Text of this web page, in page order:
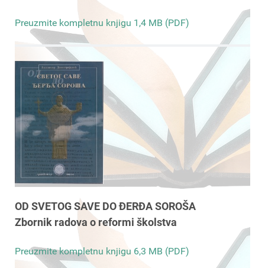
Preuzmite kompletnu knjigu 1,4 MB (PDF)
OD SVETOG SAVE DO ĐERĐA SOROŠA
Zbornik radova o reformi školstva
Preuzmite kompletnu knjigu 6,3 MB (PDF)